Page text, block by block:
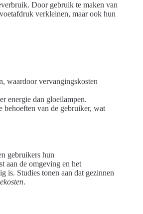
Door gebruik te maken van
verkleinen, maar ook hun
waardoor vervangingskosten
energie dan gloeilampen.
behoeften van de gebruiker, wat
gebruikers hun
aan de omgeving en het
is. Studies tonen aan dat gezinnen
.